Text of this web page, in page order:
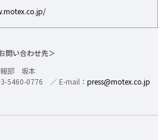
問い合わせ先＞
報部 坂本
5460-0776 ／ E-mail： press@motex.co.jp